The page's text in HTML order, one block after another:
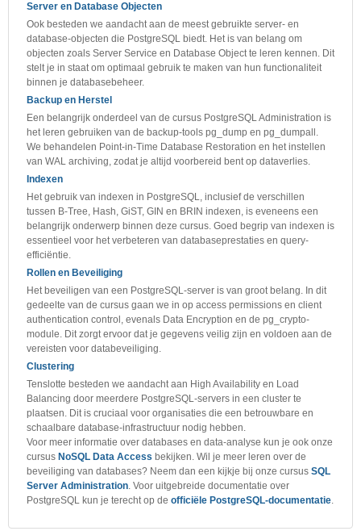
Server en Database Objecten
Ook besteden we aandacht aan de meest gebruikte server- en
database-objecten die PostgreSQL biedt. Het is van belang om
objecten zoals Server Service en Database Object te leren kennen. Dit
stelt je in staat om optimaal gebruik te maken van hun functionaliteit
binnen je databasebeheer.
Backup en Herstel
Een belangrijk onderdeel van de cursus PostgreSQL Administration is
het leren gebruiken van de backup-tools pg_dump en pg_dumpall.
We behandelen Point-in-Time Database Restoration en het instellen
van WAL archiving, zodat je altijd voorbereid bent op dataverlies.
Indexen
Het gebruik van indexen in PostgreSQL, inclusief de verschillen
tussen B-Tree, Hash, GiST, GIN en BRIN indexen, is eveneens een
belangrijk onderwerp binnen deze cursus. Goed begrip van indexen is
essentieel voor het verbeteren van databaseprestaties en query-
efficiëntie.
Rollen en Beveiliging
Het beveiligen van een PostgreSQL-server is van groot belang. In dit
gedeelte van de cursus gaan we in op access permissions en client
authentication control, evenals Data Encryption en de pg_crypto-
module. Dit zorgt ervoor dat je gegevens veilig zijn en voldoen aan de
vereisten voor databeveiliging.
Clustering
Tenslotte besteden we aandacht aan High Availability en Load
Balancing door meerdere PostgreSQL-servers in een cluster te
plaatsen. Dit is cruciaal voor organisaties die een betrouwbare en
schaalbare database-infrastructuur nodig hebben.
Voor meer informatie over databases en data-analyse kun je ook onze
cursus NoSQL Data Access bekijken. Wil je meer leren over de
beveiliging van databases? Neem dan een kijkje bij onze cursus SQL
Server Administration. Voor uitgebreide documentatie over
PostgreSQL kun je terecht op de officiële PostgreSQL-documentatie.